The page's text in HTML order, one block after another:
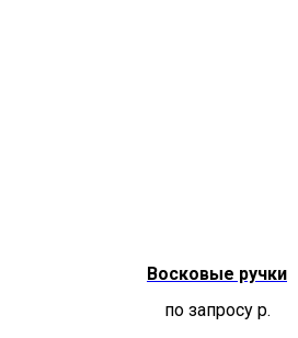
Восковые ручки
по запросу р.